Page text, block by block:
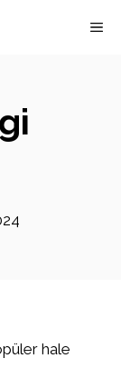
hale